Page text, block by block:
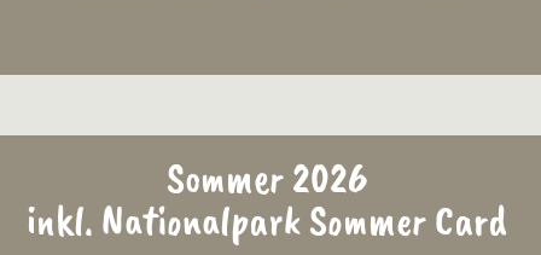
Sommer 2026
inkl. Nationalpark Sommer Card